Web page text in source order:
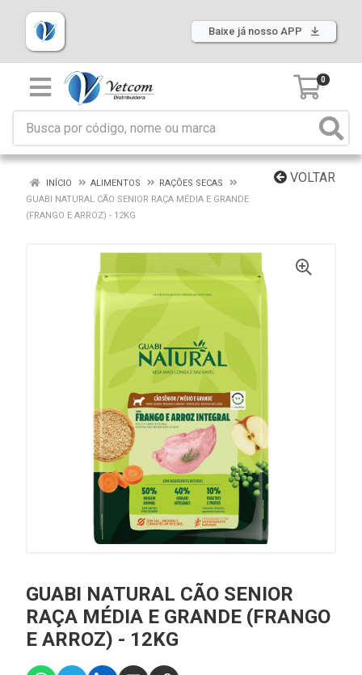
Baixe já nosso APP
0
VOLTAR
INÍCIO ALIMENTOS
RAÇÕES SECAS
GUABI NATURAL CÃO SENIOR RAÇA MÉDIA E GRANDE
(FRANGO E ARROZ) - 12KG
GUABI NATURAL CÃO SENIOR
RAÇA MÉDIA E GRANDE (FRANGO
E ARROZ) - 12KG